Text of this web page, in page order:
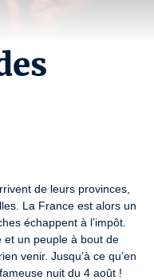
de leurs provinces,
La France est alors un
échappent à l’impôt.
et un peuple à bout de
venir. Jusqu’à ce qu’en
nuit du 4 août !